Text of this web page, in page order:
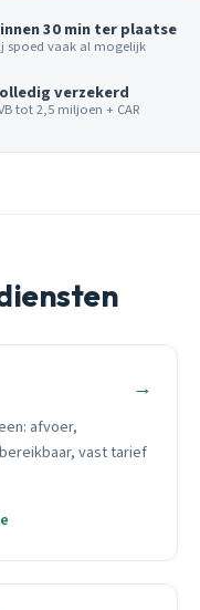
30 min ter plaatse
spoed vaak al mogelijk
verzekerd
tot 2,5 miljoen + CAR
→
afvoer,
vast tarief